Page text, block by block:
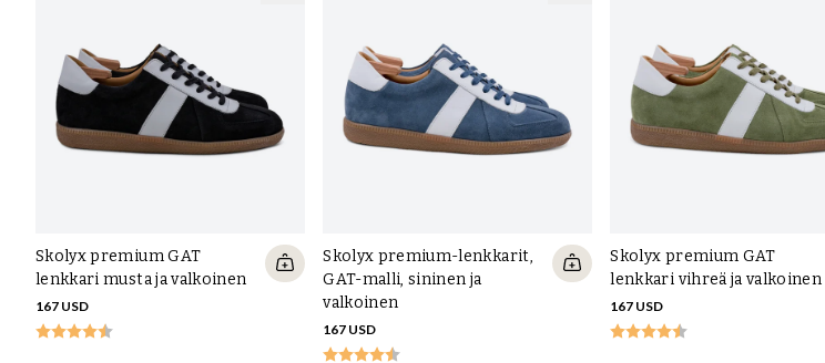
Skolyx premium GAT
lenkkari musta ja valkoinen
167 USD
Skolyx premium-lenkkarit,
GAT-malli, sininen ja
valkoinen
167 USD
Skolyx premium GAT
lenkkari vihreä ja valkoinen
167 USD